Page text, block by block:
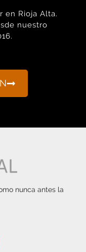
en Rioja Alta.
nuestro
nunca antes la